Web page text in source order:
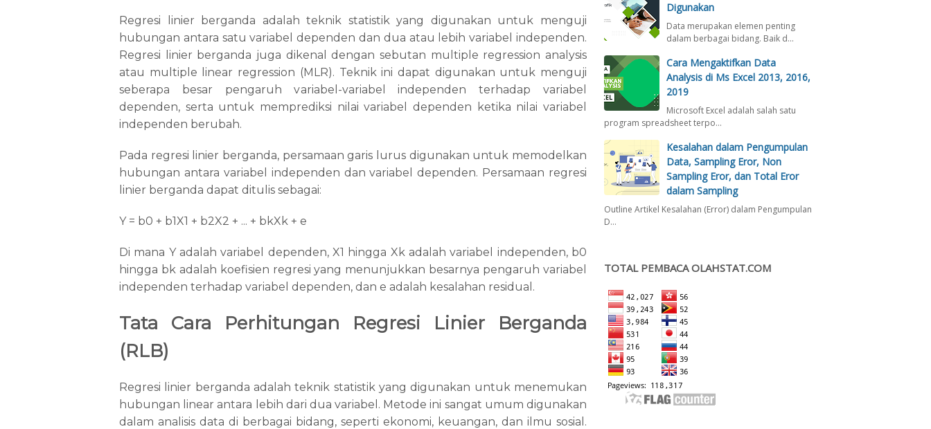
Regresi linier berganda adalah teknik statistik yang digunakan untuk menguji
hubungan antara satu variabel dependen dan dua atau lebih variabel independen.
Regresi linier berganda juga dikenal dengan sebutan multiple regression analysis
atau multiple linear regression (MLR). Teknik ini dapat digunakan untuk menguji
seberapa besar pengaruh variabel-variabel independen terhadap variabel
dependen, serta untuk memprediksi nilai variabel dependen ketika nilai variabel
independen berubah.
Pada regresi linier berganda, persamaan garis lurus digunakan untuk memodelkan
hubungan antara variabel independen dan variabel dependen. Persamaan regresi
linier berganda dapat ditulis sebagai:
Y = b0 + b1X1 + b2X2 + ... + bkXk + e
Di mana Y adalah variabel dependen, X1 hingga Xk adalah variabel independen, b0
hingga bk adalah koefisien regresi yang menunjukkan besarnya pengaruh variabel
independen terhadap variabel dependen, dan e adalah kesalahan residual.
Tata Cara Perhitungan Regresi Linier Berganda
(RLB)
Regresi linier berganda adalah teknik statistik yang digunakan untuk menemukan
hubungan linear antara lebih dari dua variabel. Metode ini sangat umum digunakan
dalam analisis data di berbagai bidang, seperti ekonomi, keuangan, dan ilmu sosial.
Digunakan
Data merupakan elemen penting
dalam berbagai bidang. Baik d…
Cara Mengaktifkan Data
Analysis di Ms Excel 2013, 2016,
2019
Microsoft Excel adalah salah satu
program spreadsheet terpo…
Kesalahan dalam Pengumpulan
Data, Sampling Eror, Non
Sampling Eror, dan Total Eror
dalam Sampling
Outline Artikel Kesalahan (Error) dalam Pengumpulan
D…
TOTAL PEMBACA OLAHSTAT.COM